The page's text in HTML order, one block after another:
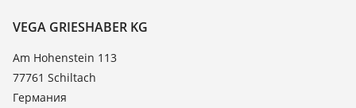
Новости
Пресс-центр
Блог
VEGA GRIESHABER KG
Am Hohenstein 113
77761 Schiltach
Германия